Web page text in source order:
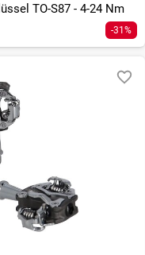
TO-S87 - 4-24 Nm
-31%